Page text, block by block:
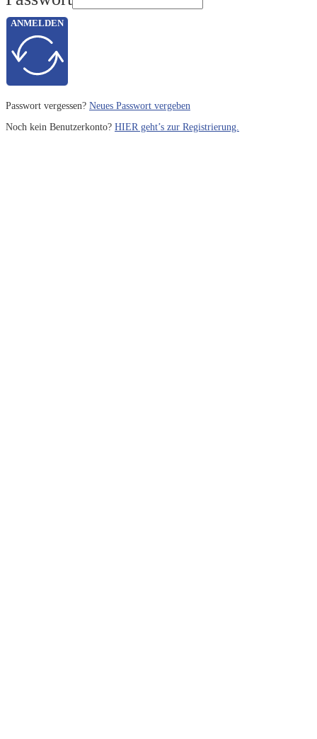
ANMELDEN
Passwort vergessen? Neues Passwort vergeben
Noch kein Benutzerkonto? HIER geht’s zur Registrierung.